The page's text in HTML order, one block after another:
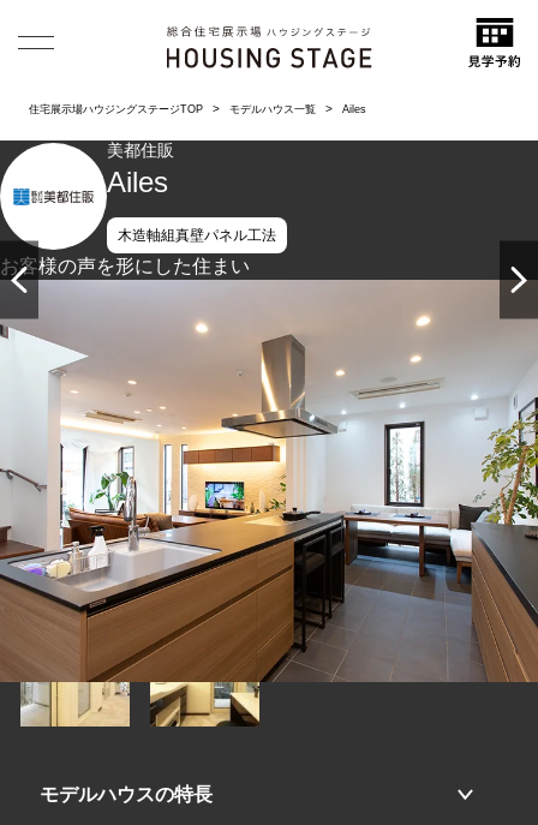
住宅展示場ハウジングステージTOP モデルハウス一覧 Ailes
美都住販
Ailes
木造軸組真壁パネル工法
お客様の声を形にした住まい
モデルハウスの特長